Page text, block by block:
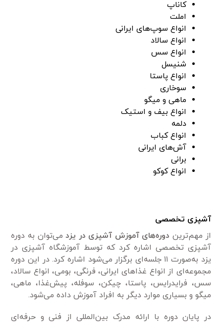
کاناپ
املت
انواع سوپ‌های ایرانی
انواع سالاد
انواع سس
شنیسل
انواع پاستا
سوخاری
ماهی و میگو
انواع بیف و استیک
دلمه
انواع کباب
آش‌های ایرانی
برانی
انواع کوکو
آشپزی تخصصی
از مهم‌ترین دوره‌های آموزش آشپزی در یزد می‌توان به دوره
آشپزی تخصصی اشاره کرد که توسط آموزشگاه آشپزی در
یزد به‌صورت ۱۱ جلسه‌ای برگزار می‌شود اشاره کرد. در این دوره
مجموعه‌ای از انواع غذا‌های ایرانی، فرنگی، بومی‌، انواع سالاد،
سس، فرایدرایس، پاستا، چیکن، سوفله، پیش‌غذا، ماهی،
میگو‌ و بسیاری موارد دیگر به افراد آموزش داده می‌شود.
در پایان دوره با ارائه مدرک بین‌المللی از فنی و حرفه‌ای